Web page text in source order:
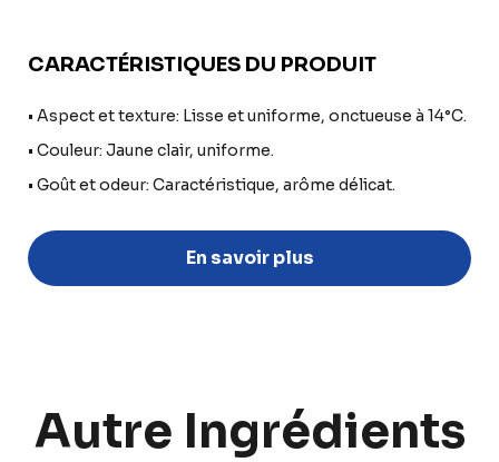
CARACTÉRISTIQUES DU PRODUIT
• Aspect et texture: Lisse et uniforme, onctueuse à 14°C.
• Couleur: Jaune clair, uniforme.
• Goût et odeur: Caractéristique, arôme délicat.
En savoir plus
Autre Ingrédients